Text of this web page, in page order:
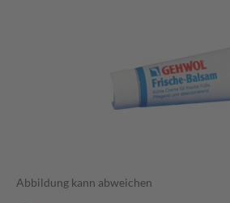
Abbildung kann abweichen